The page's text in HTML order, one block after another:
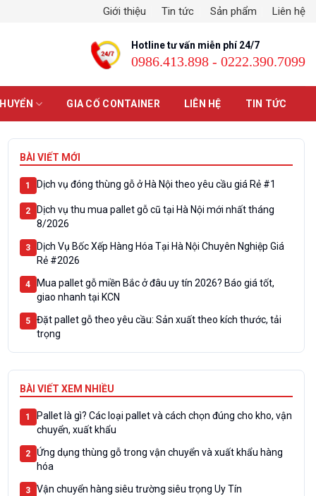
Giới thiệu Tin tức Sản phẩm Liên hệ
Hotline tư vấn miễn phí 24/7
0986.413.898 - 0222.390.7099
GIA CỐ CONTAINER LIÊN HỆ TIN TỨC
BÀI VIẾT MỚI
1 Dịch vụ đóng thùng gỗ ở Hà Nội theo yêu cầu giá Rẻ #1
2
Dịch vụ thu mua pallet gỗ cũ tại Hà Nội mới nhất tháng
8/2026
3
Dịch Vụ Bốc Xếp Hàng Hóa Tại Hà Nội Chuyên Nghiệp Giá
Rẻ #2026
4
Mua pallet gỗ miền Bắc ở đâu uy tín 2026? Báo giá tốt,
giao nhanh tại KCN
5
Đặt pallet gỗ theo yêu cầu: Sản xuất theo kích thước, tải
trọng
BÀI VIẾT XEM NHIỀU
1
Pallet là gì? Các loại pallet và cách chọn đúng cho kho, vận
chuyển, xuất khẩu
2
Ứng dụng thùng gỗ trong vận chuyển và xuất khẩu hàng
hóa
3 Vận chuyển hàng siêu trường siêu trọng Uy Tín